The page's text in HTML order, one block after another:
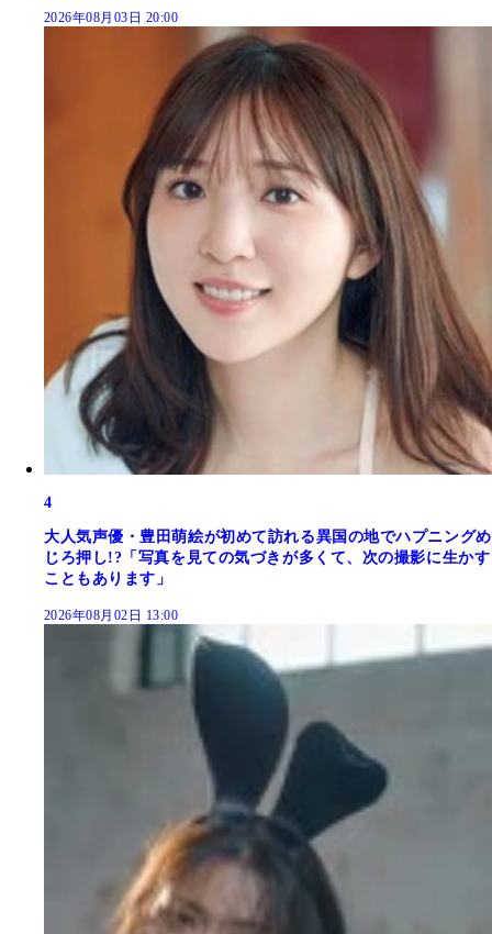
2026年08月03日 20:00
4
大人気声優・豊田萌絵が初めて訪れる異国の地でハプニングめ
じろ押し!?「写真を見ての気づきが多くて、次の撮影に生かす
こともあります」
2026年08月02日 13:00